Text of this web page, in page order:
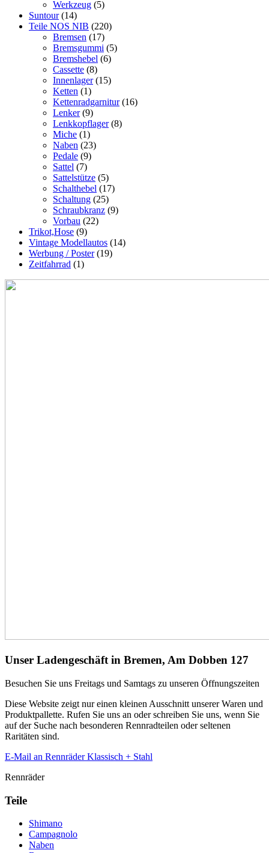
Werkzeug (5)
Suntour (14)
Teile NOS NIB (220)
Bremsen (17)
Bremsgummi (5)
Bremshebel (6)
Cassette (8)
Innenlager (15)
Ketten (1)
Kettenradgarnitur (16)
Lenker (9)
Lenkkopflager (8)
Miche (1)
Naben (23)
Pedale (9)
Sattel (7)
Sattelstütze (5)
Schalthebel (17)
Schaltung (25)
Schraubkranz (9)
Vorbau (22)
Trikot,Hose (9)
Vintage Modellautos (14)
Werbung / Poster (19)
Zeitfahrrad (1)
Unser Ladengeschäft in Bremen, Am Dobben 127
Besuchen Sie uns Freitags und Samtags zu unseren Öffnungszeiten
Diese Website zeigt nur einen kleinen Ausschnitt unserer Waren und
Produktpallette. Rufen Sie uns an oder schreiben Sie uns, wenn Sie
auf der Suche nach besonderen Rennradteilen oder seltenen
Raritäten sind.
E-Mail an Rennräder Klassisch + Stahl
Rennräder
Teile
Shimano
Campagnolo
Naben